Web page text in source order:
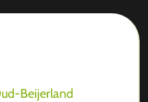
Beijerland